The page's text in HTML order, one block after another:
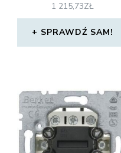
1 215,73ZŁ
SPRAWDŹ SAM!